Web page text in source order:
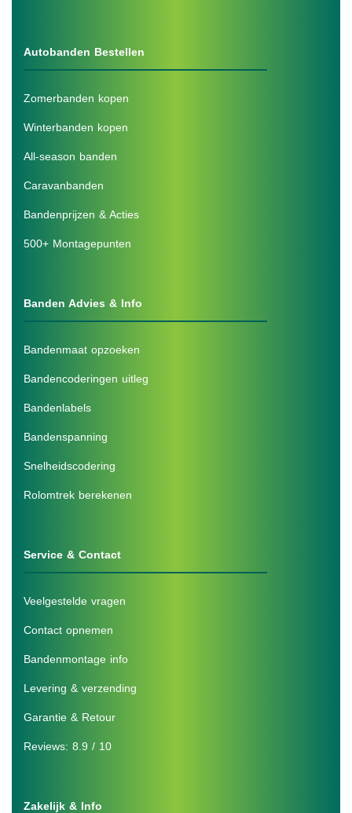
Autobanden Bestellen
Zomerbanden kopen
Winterbanden kopen
All-season banden
Caravanbanden
Bandenprijzen & Acties
500+ Montagepunten
Banden Advies & Info
Bandenmaat opzoeken
Bandencoderingen uitleg
Bandenlabels
Bandenspanning
Snelheidscodering
Rolomtrek berekenen
Service & Contact
Veelgestelde vragen
Contact opnemen
Bandenmontage info
Levering & verzending
Garantie & Retour
Reviews: 8.9 / 10
Zakelijk & Info